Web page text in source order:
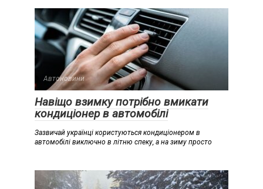
Автоновини
Навіщо взимку потрібно вмикати
кондиціонер в автомобілі
Зазвичай українці користуються кондиціонером в
автомобілі виключно в літню спеку, а на зиму просто